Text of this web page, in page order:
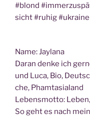
#blond
sicht #ruhig #ukrai­ne
Name: Jayla­na
Dar­an den­ke ich
und Luca, Bio,
che, Phamtasialand
Lebens­mot­to:
So geht es nach